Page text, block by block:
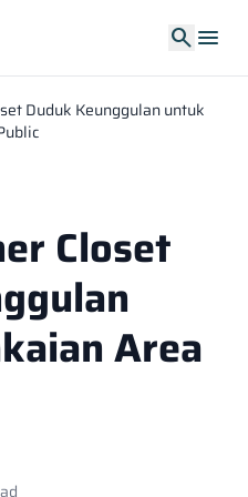
search menu
Duduk Keunggulan untuk
Closet
Area